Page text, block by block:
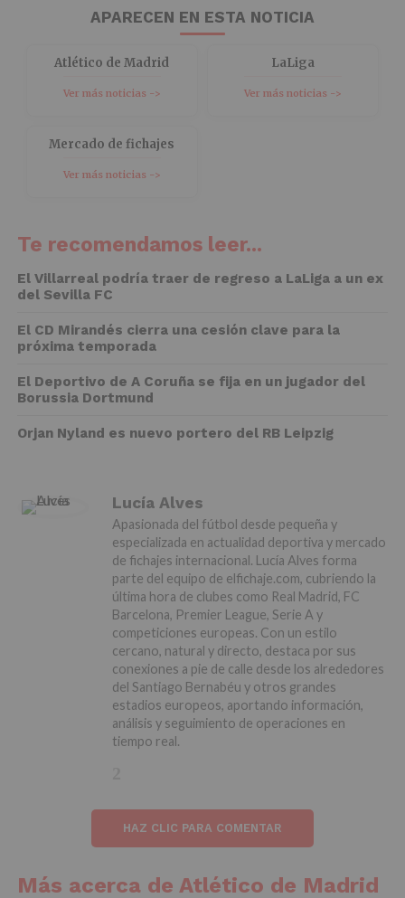
APARECEN EN ESTA NOTICIA
Atlético de Madrid
Ver más noticias ->
LaLiga
Ver más noticias ->
Mercado de fichajes
Ver más noticias ->
Te recomendamos leer...
El Villarreal podría traer de regreso a LaLiga a un ex
del Sevilla FC
El CD Mirandés cierra una cesión clave para la
próxima temporada
El Deportivo de A Coruña se fija en un jugador del
Borussia Dortmund
Orjan Nyland es nuevo portero del RB Leipzig
Lucía Alves
Apasionada del fútbol desde pequeña y
especializada en actualidad deportiva y mercado
de fichajes internacional. Lucía Alves forma
parte del equipo de elfichaje.com, cubriendo la
última hora de clubes como Real Madrid, FC
Barcelona, Premier League, Serie A y
competiciones europeas. Con un estilo
cercano, natural y directo, destaca por sus
conexiones a pie de calle desde los alrededores
del Santiago Bernabéu y otros grandes
estadios europeos, aportando información,
análisis y seguimiento de operaciones en
tiempo real.
HAZ CLIC PARA COMENTAR
Más acerca de Atlético de Madrid